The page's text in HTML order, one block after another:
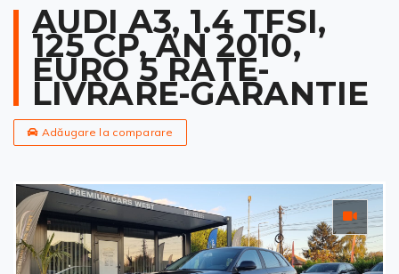
AUDI A3, 1.4 TFSI,
125 CP, AN 2010,
EURO 5 RATE-
LIVRARE-GARANTIE
Adăugare la comparare